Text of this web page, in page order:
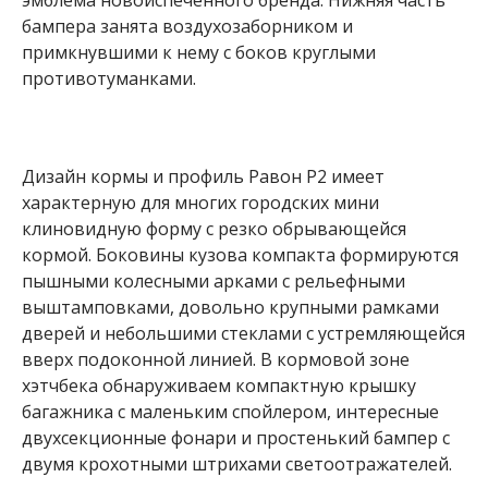
бампера занята воздухозаборником и
примкнувшими к нему с боков круглыми
противотуманками.
Дизайн кормы и профиль Равон Р2 имеет
характерную для многих городских мини
клиновидную форму с резко обрывающейся
кормой. Боковины кузова компакта формируются
пышными колесными арками с рельефными
выштамповками, довольно крупными рамками
дверей и небольшими стеклами с устремляющейся
вверх подоконной линией. В кормовой зоне
хэтчбека обнаруживаем компактную крышку
багажника с маленьким спойлером, интересные
двухсекционные фонари и простенький бампер с
двумя крохотными штрихами светоотражателей.